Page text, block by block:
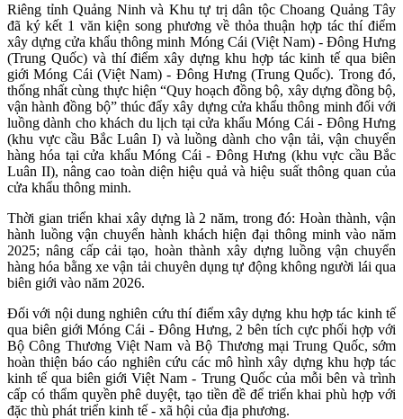
Riêng tỉnh Quảng Ninh và Khu tự trị dân tộc Choang Quảng Tây
đã ký kết 1 văn kiện song phương về thỏa thuận hợp tác thí điểm
xây dựng cửa khẩu thông minh Móng Cái (Việt Nam) - Đông Hưng
(Trung Quốc) và thí điểm xây dựng khu hợp tác kinh tế qua biên
giới Móng Cái (Việt Nam) - Đông Hưng (Trung Quốc). Trong đó,
thống nhất cùng thực hiện “Quy hoạch đồng bộ, xây dựng đồng bộ,
vận hành đồng bộ” thúc đẩy xây dựng cửa khẩu thông minh đối với
luồng dành cho khách du lịch tại cửa khẩu Móng Cái - Đông Hưng
(khu vực cầu Bắc Luân I) và luồng dành cho vận tải, vận chuyển
hàng hóa tại cửa khẩu Móng Cái - Đông Hưng (khu vực cầu Bắc
Luân II), nâng cao toàn diện hiệu quả và hiệu suất thông quan của
cửa khẩu thông minh.
Thời gian triển khai xây dựng là 2 năm, trong đó: Hoàn thành, vận
hành luồng vận chuyển hành khách hiện đại thông minh vào năm
2025; nâng cấp cải tạo, hoàn thành xây dựng luồng vận chuyển
hàng hóa bằng xe vận tải chuyên dụng tự động không người lái qua
biên giới vào năm 2026.
Đối với nội dung nghiên cứu thí điểm xây dựng khu hợp tác kinh tế
qua biên giới Móng Cái - Đông Hưng, 2 bên tích cực phối hợp với
Bộ Công Thương Việt Nam và Bộ Thương mại Trung Quốc, sớm
hoàn thiện báo cáo nghiên cứu các mô hình xây dựng khu hợp tác
kinh tế qua biên giới Việt Nam - Trung Quốc của mỗi bên và trình
cấp có thẩm quyền phê duyệt, tạo tiền đề để triển khai phù hợp với
đặc thù phát triển kinh tế - xã hội của địa phương.